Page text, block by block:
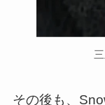
その後も、